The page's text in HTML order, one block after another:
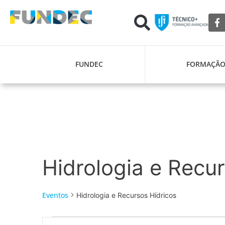
FUNDEC FORMAÇÃO
Hidrologia e
Eventos Hidrologia e Recursos Hídricos